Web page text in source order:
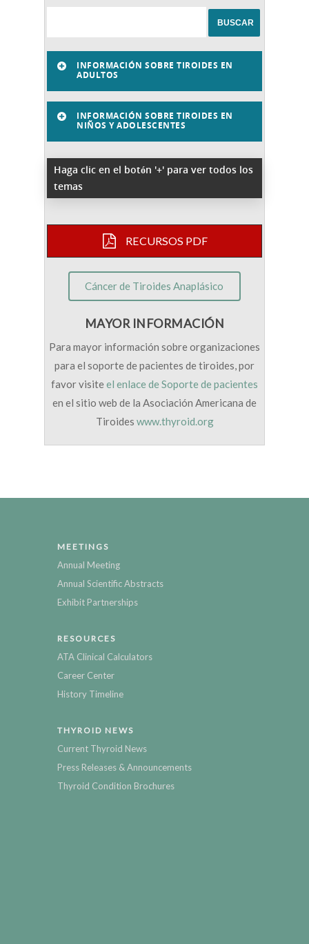
INFORMACIÓN SOBRE TIROIDES EN
ADULTOS
INFORMACIÓN SOBRE TIROIDES EN
NIÑOS Y ADOLESCENTES
Haga clic en el botón '+' para ver todos los
temas
RECURSOS PDF
Cáncer de Tiroides Anaplásico
MAYOR INFORMACIÓN
Para mayor información sobre organizaciones
para el soporte de pacientes de tiroides, por
favor visiteel enlace de Soporte de pacientes
en el sitio web de la Asociación Americana de
Tiroides www.thyroid.org
MEETINGS
Annual Meeting
Annual Scientific Abstracts
Exhibit Partnerships
RESOURCES
ATA Clinical Calculators
Career Center
History Timeline
THYROID NEWS
Current Thyroid News
Press Releases & Announcements
Thyroid Condition Brochures